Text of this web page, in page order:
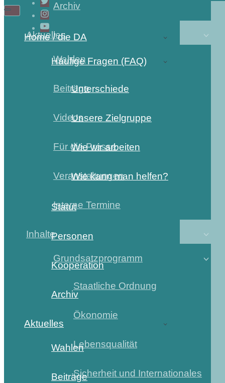
Archiv
Aktuelles
Wahlen
Beiträge
Videos
Für die Presse
Veranstaltungen
Interne Termine
Inhalte
Grundsatzprogramm
Staatliche Ordnung
Ökonomie
Lebensqualität
Sicherheit und Internationales
Navigations-
Navigations-
Home / die DA
Häufige Fragen (FAQ)
Unterschiede
Unsere Zielgruppe
Wie wir arbeiten
Wie kann man helfen?
Statut
Personen
Kooperation
Archiv
Aktuelles
Wahlen
Beiträge